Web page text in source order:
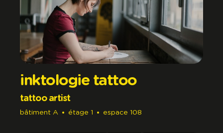
inktologie tattoo
tattoo artist
bâtiment A étage 1 espace 108